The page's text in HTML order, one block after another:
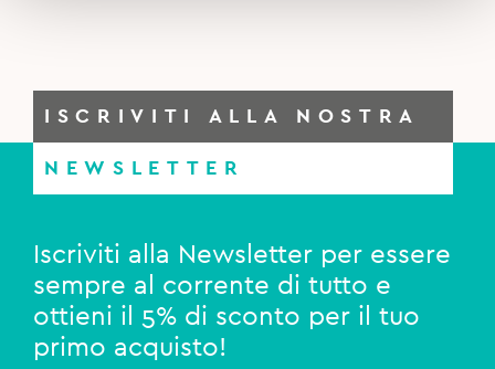
ISCRIVITI ALLA NOSTRA
NEWSLETTER
Iscriviti alla Newsletter per essere
sempre al corrente di tutto e
ottieni il 5% di sconto per il tuo
primo acquisto!